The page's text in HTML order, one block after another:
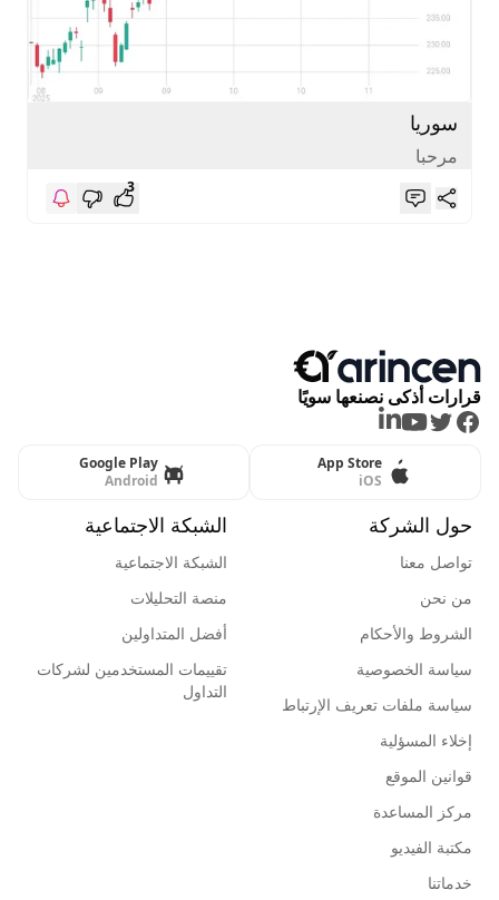
سوريا
مرحبا
3
قرارات أذكى نصنعها سويًا
Facebook
Twitter
Youtube
LinkedIn
App Store
iOS
Google Play
Android
حول الشركة
تواصل معنا
من نحن
الشروط والأحكام
سياسة الخصوصية
سياسة ملفات تعريف الإرتباط
إخلاء المسؤلية
قوانين الموقع
مركز المساعدة
مكتبة الفيديو
خدماتنا
الشبكة الاجتماعية
الشبكة الاجتماعية
منصة التحليلات
أفضل المتداولين
تقييمات المستخدمين لشركات
التداول